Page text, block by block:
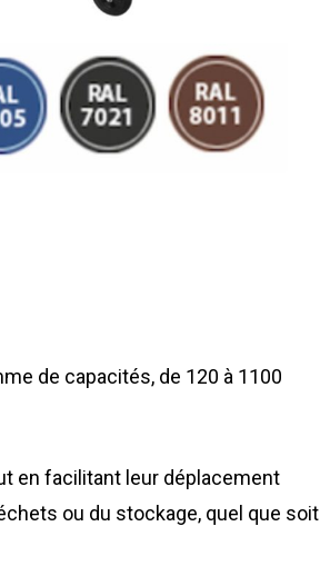
de capacités, de 120 à 1100
en facilitant leur déplacement
ou du stockage, quel que soit